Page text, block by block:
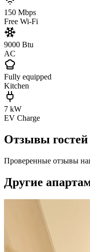
150 Mbps
Free Wi-Fi
9000 Btu
AC
Fully equipped
Kitchen
7 kW
EV Charge
Отзывы гостей
Проверенные отзывы
Другие